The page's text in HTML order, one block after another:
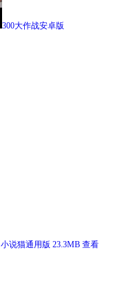
300大作战安卓版
小说猫通用版 23.3MB 查看